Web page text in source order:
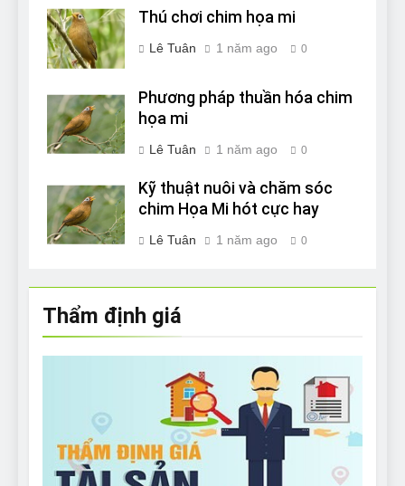
Thú chơi chim họa mi
Lê Tuân 1 năm ago 0
Phương pháp thuần hóa chim
họa mi
Lê Tuân 1 năm ago 0
Kỹ thuật nuôi và chăm sóc
chim Họa Mi hót cực hay
Lê Tuân 1 năm ago 0
Thẩm định giá